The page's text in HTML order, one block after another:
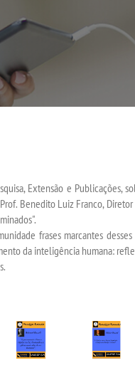
Extensão e Publicações,
Benedito Luiz Franco,
frases marcantes desses
da inteligência humana: